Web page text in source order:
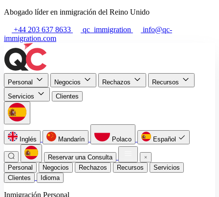
Abogado líder en inmigración del Reino Unido
+44 203 637 8633 qc_immigration
info@qc-
immigration.com
Personal Negocios Rechazos
Recursos
Servicios
Clientes
Inglés Mandarín Polaco Español
Reservar una Consulta
Personal
Negocios Rechazos Recursos
Servicios
Clientes
Idioma
Inmigración Personal